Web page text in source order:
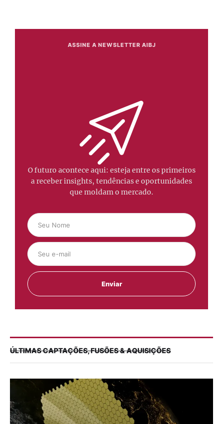
ASSINE A NEWSLETTER AIBJ
O futuro acontece aqui: esteja entre os primeiros
a receber insights, tendências e oportunidades
que moldam o mercado.
ÚLTIMAS CAPTAÇÕES, FUSÕES & AQUISIÇÕES